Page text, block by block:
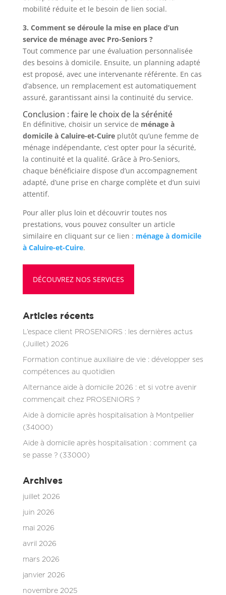
mobilité réduite et le besoin de lien social.
3. Comment se déroule la mise en place d’un
service de ménage avec Pro-Seniors ?
Tout commence par une évaluation personnalisée
des besoins à domicile. Ensuite, un planning adapté
est proposé, avec une intervenante référente. En cas
d’absence, un remplacement est automatiquement
assuré, garantissant ainsi la continuité du service.
Conclusion : faire le choix de la sérénité
En définitive, choisir un service de ménage à
domicile à Caluire-et-Cuireplutôt qu’une femme de
ménage indépendante, c’est opter pour la sécurité,
la continuité et la qualité. Grâce à Pro-Seniors,
chaque bénéficiaire dispose d’un accompagnement
adapté, d’une prise en charge complète et d’un suivi
attentif.
Pour aller plus loin et découvrir toutes nos
prestations, vous pouvez consulter un article
similaire en cliquant sur ce lien : ménage à domicile
à Caluire-et-Cuire.
DÉCOUVREZ NOS SERVICES
Articles récents
L’espace client PROSENIORS : les dernières actus
(Juillet) 2026
Formation continue auxiliaire de vie : développer ses
compétences au quotidien
Alternance aide à domicile 2026 : et si votre avenir
commençait chez PROSENIORS ?
Aide à domicile après hospitalisation à Montpellier
(34000)
Aide à domicile après hospitalisation : comment ça
se passe ? (33000)
Archives
juillet 2026
juin 2026
mai 2026
avril 2026
mars 2026
janvier 2026
novembre 2025